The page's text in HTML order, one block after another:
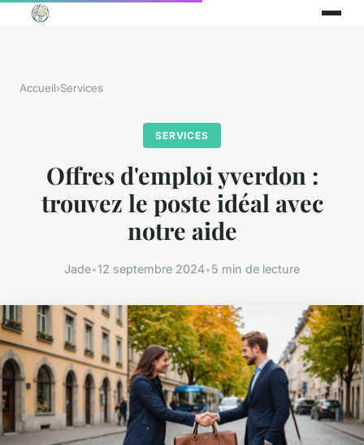
Accueil›Services
SERVICES
Offres d'emploi yverdon :
trouvez le poste idéal avec
notre aide
Jade•12 septembre 2024•5 min de lecture